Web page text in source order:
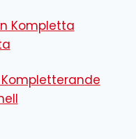
Kompletta